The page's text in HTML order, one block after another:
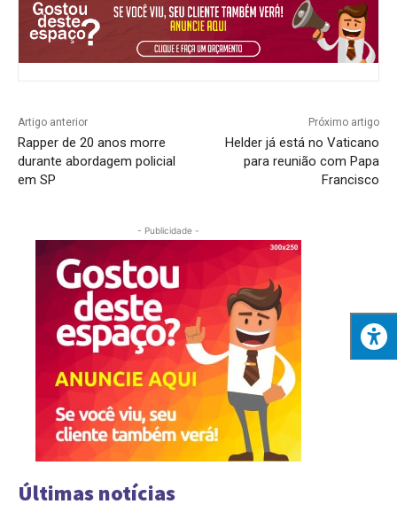
Artigo anterior
Rapper de 20 anos morre
durante abordagem policial
em SP
Próximo artigo
Helder já está no Vaticano
para reunião com Papa
Francisco
- Publicidade -
Últimas notícias